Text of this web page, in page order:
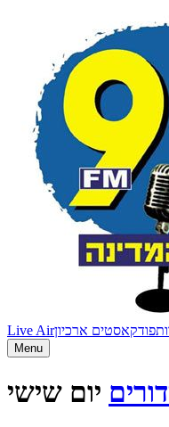
Live Airפודקאסטים ארכיון
Menu
יום שישי